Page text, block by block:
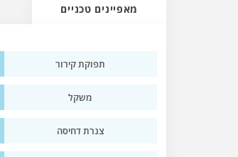
מאפיינים טכניים
תפוקת קירור
משקל
צנרת דחיסה